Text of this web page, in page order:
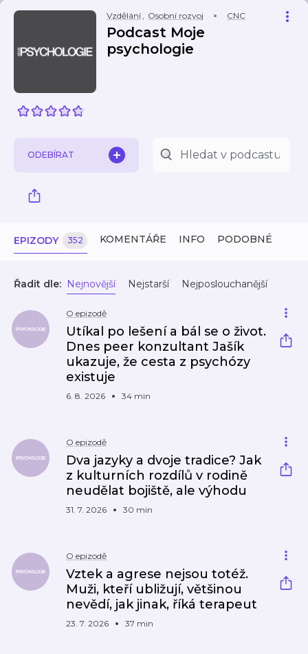
Vzdělání, Osobní rozvoj CNC
Podcast Moje
psychologie
ODEBÍRAT
EPIZODY 352 KOMENTÁŘE INFO PODOBNÉ
Řadit dle: Nejnovější Nejstarší Nejposlouchanější
O epizodě
Utíkal po lešení a bál se o život.
Dnes peer konzultant Jašík
ukazuje, že cesta z psychózy
existuje
6. 8. 2026 34 min
O epizodě
Dva jazyky a dvoje tradice? Jak
z kulturních rozdílů v rodině
neudělat bojiště, ale výhodu
31. 7. 2026 30 min
O epizodě
Vztek a agrese nejsou totéž.
Muži, kteří ubližují, většinou
nevědí, jak jinak, říká terapeut
23. 7. 2026 37 min